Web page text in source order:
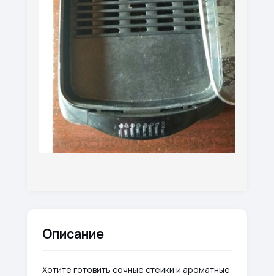
Описание
Хотите готовить сочные стейки и ароматные